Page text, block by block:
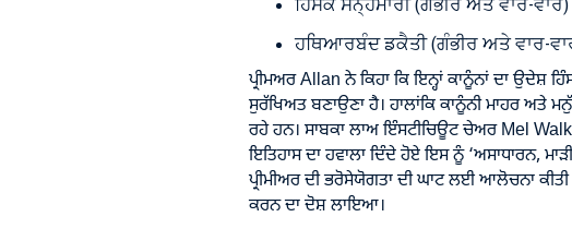
ਹਥਿਆਰਬੰਦ ਡਕੈਤੀ (ਗੰਭੀਰ ਅਤੇ ਵਾਰ-
ਪ੍ਰੀਮਅਰ Allan ਨੇ ਕਿਹਾ ਕਿ ਇਨ੍ਹਾਂ ਕਾਨੂੰਨਾਂ ਦਾ ਉਦੇਸ਼
ਸੁਰੱਖਿਅਤ ਬਣਾਉਣਾ ਹੈ। ਹਾਲਾਂਕਿ ਕਾਨੂੰਨੀ ਮਾਹਰ ਅਤੇ
ਰਹੇ ਹਨ। ਸਾਬਕਾ ਲਾਅ ਇੰਸਟੀਚਿਊਟ ਚੇਅਰ Mel
ਇਤਿਹਾਸ ਦਾ ਹਵਾਲਾ ਦਿੰਦੇ ਹੋਏ ਇਸ ਨੂੰ ‘ਅਸਾਧਾਰਨ,
ਪ੍ਰੀਮੀਅਰ ਦੀ ਭਰੋਸੇਯੋਗਤਾ ਦੀ ਘਾਟ ਲਈ ਆਲੋਚਨਾ
ਕਰਨ ਦਾ ਦੋਸ਼ ਲਾਇਆ।